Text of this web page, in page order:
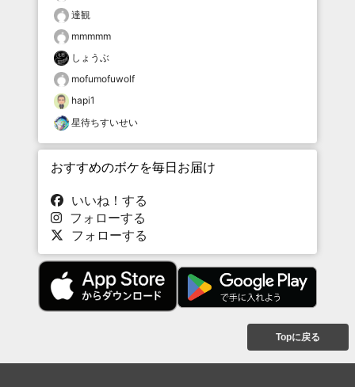
達観
mmmmm
しょうぶ
mofumofuwolf
hapi1
星待ちすいせい
おすすめのボケを毎日お届け
いいね！する
フォローする
フォローする
Topに戻る